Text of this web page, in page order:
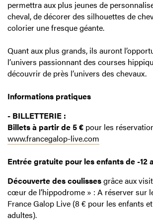
permettra aux plus jeunes de
cheval, de décorer des silhouettes de
colorier une fresque géante.
Quant aux plus grands, ils auront
l’univers passionnant des courses
découvrir de près l’univers des chevaux.
Informations pratiques
- BILLETTERIE :
Billets à partir de 5 € pour les
www.francegalop-live.com
Entrée gratuite pour les enfants de -12
Découverte des coulissesgrâce aux
cœur de l’hippodrome » : A réserver sur
France Galop Live (8 € pour les enfants
adultes).